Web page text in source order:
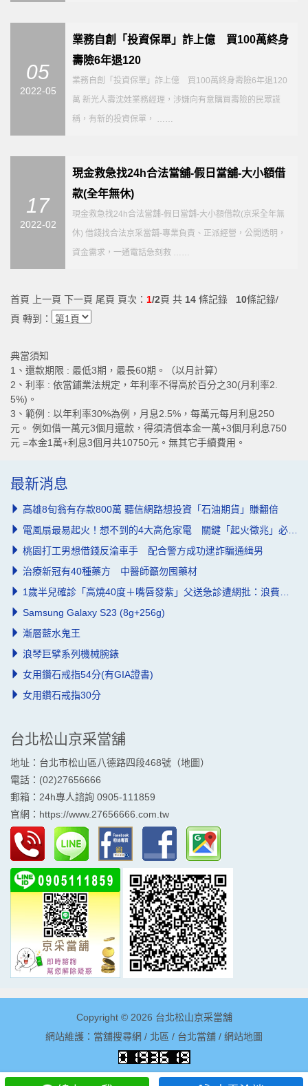
05
2022-05
業務自創「投資保單」詐上億 買100萬終身
壽險6年退120
業務自創「投資保單」詐上億 買100萬終身壽險6年退120
萬 新光人壽沈姓業務經理，涉嫌向有意購買壽險的民眾謊
稱，有新的投資保單， ……
17
2022-02
現金救急找24h合法當舖-假日當舖-大小額借
款(全年無休)
現金救急找24h合法當舖-假日當舖-大小額借款(京采全年無
休) 借錢找合法京采當舖-專業負責、正派經營，公開透明，
資金需求，一通電話急刻救 ……
首頁 上一頁 下一頁 尾頁 頁次： 1/2頁 共 14 條記錄 10條記錄/
頁 轉到：
典當須知
1、還款期限 : 最低3期，最長60期。（以月計算）
2、利率 : 依當鋪業法規定，年利率不得高於百分之30(月利率2.
5%)。
3、範例 : 以年利率30%為例，月息2.5%，每萬元每月利息250
元。 例如借一萬元3個月還款，得須清償本金一萬+3個月利息750
元 =本金1萬+利息3個月共10750元。無其它手續費用。
最新消息
高雄8旬翁有存款800萬 聽信網路想投資「石油期貨」賺翻倍
電風扇最易起火！想不到的4大高危家電 關鍵「起火徵兆」必知道
桃園打工男想借錢反淪車手 配合警方成功逮詐騙通緝男
治療新冠有40種藥方 中醫師籲勿囤藥材
1歲半兒確診「高燒40度＋嘴唇發紫」父送急診遭網批：浪費資源
Samsung Galaxy S23 (8g+256g)
漸層藍水鬼王
浪琴巨擘系列機械腕錶
女用鑽石戒指54分(有GIA證書)
女用鑽石戒指30分
台北松山京采當舖
地址：台北市松山區八德路四段468號（地圖）
電話：(02)27656666
郵箱：24h專人諮詢 0905-111859
官網： https://www.27656666.com.tw
Copyright © 2026 台北松山京采當舖
網站維護： 當舖搜尋網 / 北區 / 台北當舖 / 網站地圖